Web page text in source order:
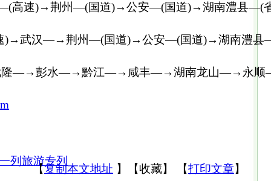
高速)→荆州—(国道)→公安—(国道)→湖南澧县—(
)→武汉—→荆州—(国道)→公安—(国道)→湖南澧县
隆—→彭水—→黔江—→咸丰—→湖南龙山—→永顺
列旅游专列
【复制本文地址 】 【收藏】 【打印文章】